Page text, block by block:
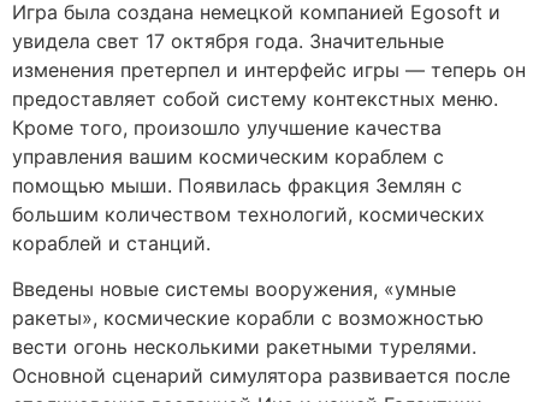
Игра была создана немецкой компанией Egosoft и
увидела свет 17 октября года. Значительные
изменения претерпел и интерфейс игры — теперь он
предоставляет собой систему контекстных меню.
Кроме того, произошло улучшение качества
управления вашим космическим кораблем с
помощью мыши. Появилась фракция Землян с
большим количеством технологий, космических
кораблей и станций.
Введены новые системы вооружения, «умные
ракеты», космические корабли с возможностью
вести огонь несколькими ракетными турелями.
Основной сценарий симулятора развивается после